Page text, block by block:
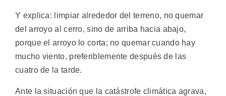
Y explica: limpiar alrededor del terreno, no quemar
del arroyo al cerro, sino de arriba hacia abajo,
porque el arroyo lo corta; no quemar cuando hay
mucho viento, preferiblemente después de las
cuatro de la tarde.
Ante la situación que la catástrofe climática agrava,